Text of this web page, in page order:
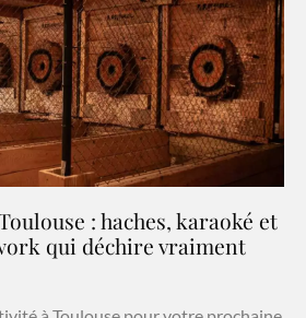
: haches, karaoké et
qui déchire vraiment